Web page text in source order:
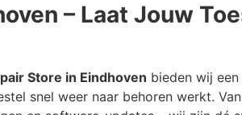
– Laat Jouw
Store in Eindhoven bieden wij
snel weer naar behoren werkt. Van